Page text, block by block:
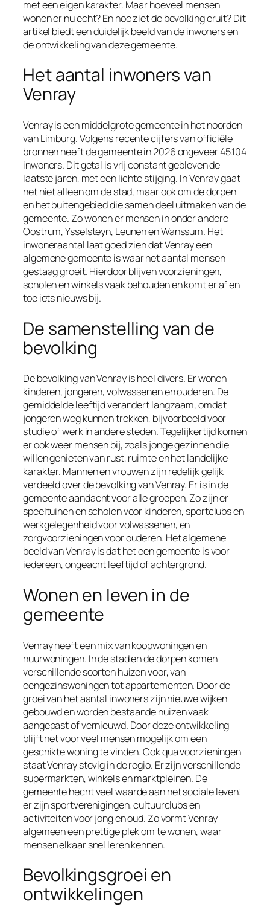
met een eigen karakter. Maar hoeveel mensen
wonen er nu echt? En hoe ziet de bevolking eruit? Dit
artikel biedt een duidelijk beeld van de inwoners en
de ontwikkeling van deze gemeente.
Het aantal inwoners van
Venray
Venray is een middelgrote gemeente in het noorden
van Limburg. Volgens recente cijfers van officiële
bronnen heeft de gemeente in 2026 ongeveer 45.104
inwoners. Dit getal is vrij constant gebleven de
laatste jaren, met een lichte stijging. In Venray gaat
het niet alleen om de stad, maar ook om de dorpen
en het buitengebied die samen deel uitmaken van de
gemeente. Zo wonen er mensen in onder andere
Oostrum, Ysselsteyn, Leunen en Wanssum. Het
inwoneraantal laat goed zien dat Venray een
algemene gemeente is waar het aantal mensen
gestaag groeit. Hierdoor blijven voorzieningen,
scholen en winkels vaak behouden en komt er af en
toe iets nieuws bij.
De samenstelling van de
bevolking
De bevolking van Venray is heel divers. Er wonen
kinderen, jongeren, volwassenen en ouderen. De
gemiddelde leeftijd verandert langzaam, omdat
jongeren weg kunnen trekken, bijvoorbeeld voor
studie of werk in andere steden. Tegelijkertijd komen
er ook weer mensen bij, zoals jonge gezinnen die
willen genieten van rust, ruimte en het landelijke
karakter. Mannen en vrouwen zijn redelijk gelijk
verdeeld over de bevolking van Venray. Er is in de
gemeente aandacht voor alle groepen. Zo zijn er
speeltuinen en scholen voor kinderen, sportclubs en
werkgelegenheid voor volwassenen, en
zorgvoorzieningen voor ouderen. Het algemene
beeld van Venray is dat het een gemeente is voor
iedereen, ongeacht leeftijd of achtergrond.
Wonen en leven in de
gemeente
Venray heeft een mix van koopwoningen en
huurwoningen. In de stad en de dorpen komen
verschillende soorten huizen voor, van
eengezinswoningen tot appartementen. Door de
groei van het aantal inwoners zijn nieuwe wijken
gebouwd en worden bestaande huizen vaak
aangepast of vernieuwd. Door deze ontwikkeling
blijft het voor veel mensen mogelijk om een
geschikte woning te vinden. Ook qua voorzieningen
staat Venray stevig in de regio. Er zijn verschillende
supermarkten, winkels en marktpleinen. De
gemeente hecht veel waarde aan het sociale leven;
er zijn sportverenigingen, cultuurclubs en
activiteiten voor jong en oud. Zo vormt Venray
algemeen een prettige plek om te wonen, waar
mensen elkaar snel leren kennen.
Bevolkingsgroei en
ontwikkelingen